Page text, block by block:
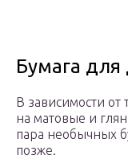
Бумага
В зависимости от
на матовые и
пара необычных
позже.